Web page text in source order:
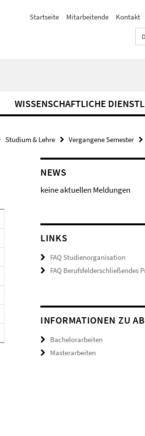
Startseite Mitarbeitende Kontakt
WISSENSCHAFTLICHE
Studium & Lehre Vergangene Semester
NEWS
keine aktuellen Meldungen
LINKS
FAQ Studienorganisation
FAQ Berufsfelderschließendes
INFORMATIONEN ZU
Bachelorarbeiten
Masterarbeiten